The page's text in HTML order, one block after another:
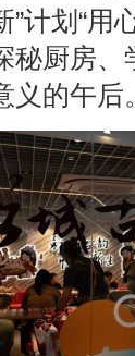
”计划“用
秘厨房
的午后